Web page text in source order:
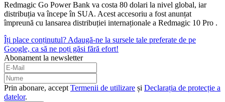
Redmagic Go Power Bank va costa 80 dolari la nivel global, iar
distribuția va începe în SUA. Acest accesoriu a fost anunțat
împreună cu lansarea distribuției internaționale a Redmagic 10 Pro .
Îți place conținutul? Adaugă-ne la sursele tale preferate de pe
Google, ca să ne poți găsi fără efort!
Abonament la newsletter
Prin abonare, accept Termenii de utilizare și Declarația de protecție a
datelor.